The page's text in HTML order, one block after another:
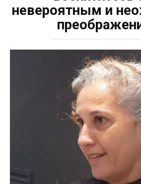
невероятным и